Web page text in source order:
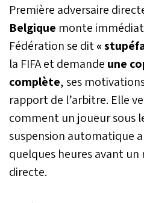
Première adversaire
Belgique monte
Fédération se dit«
la FIFA et demande une
complète, ses
rapport de l’arbitre. Elle
comment un joueur sous
suspension automatique
quelques heures avant
directe.